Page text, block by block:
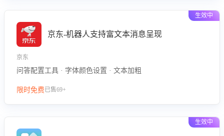
生效中
京东-机器人支持富文本消息呈现
京东
问答配置工具 · 字体颜色设置 · 文本加粗
限时免费已售69+
生效中